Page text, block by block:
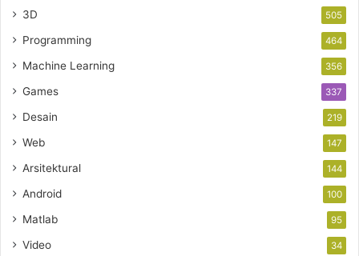
3D 505
Programming 464
Machine Learning 356
Games 337
Desain 219
Web 147
Arsitektural 144
Android 100
Matlab 95
Video 34